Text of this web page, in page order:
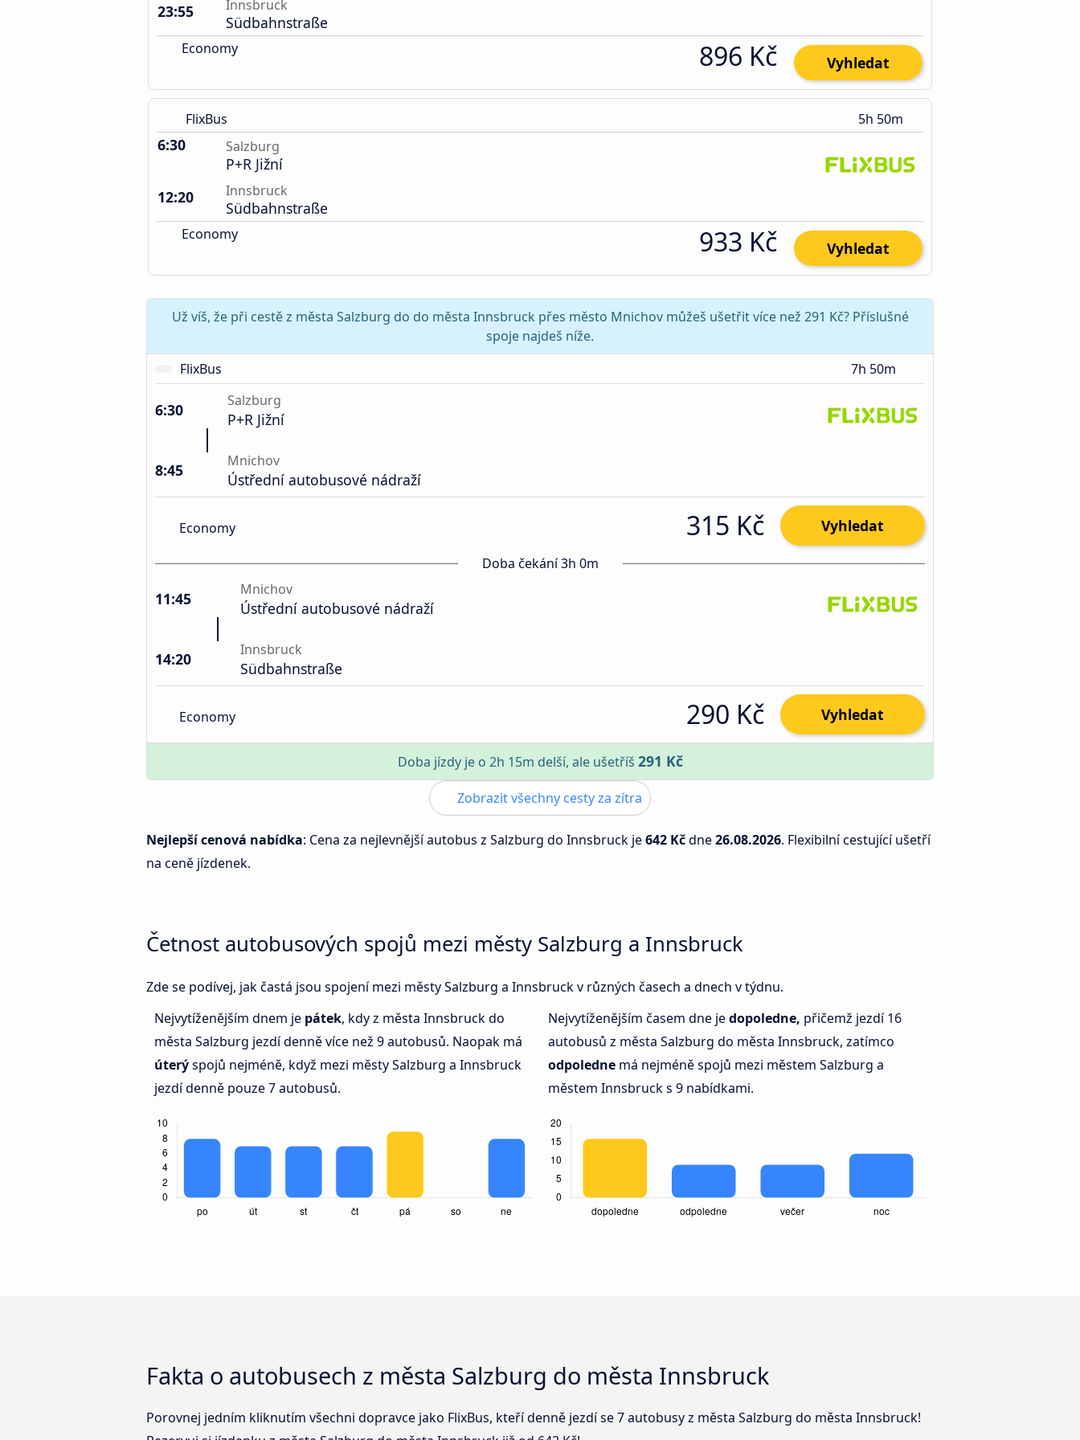
23:55 Innsbruck
Südbahnstraße
Economy 896 Kč Vyhledat
FlixBus 5h 50m
6:30 Salzburg
P+R Jižní
12:20
Innsbruck
Südbahnstraße
Economy 933 Kč Vyhledat
Už víš, že při cestě z města Salzburg do do města Innsbruck přes město Mnichov můžeš ušetřit více než 291 Kč? Příslušné
spoje najdeš níže.
FlixBus
7h 50m
6:30 Salzburg
P+R Jižní
8:45 Mnichov
Ústřední autobusové nádraží
Economy 315 Kč Vyhledat
Doba čekání 3h 0m
11:45 Mnichov
Ústřední autobusové nádraží
14:20 Innsbruck
Südbahnstraße
Economy 290 Kč Vyhledat
Doba jízdy je o 2h 15m delší, ale ušetříš 291 Kč
Zobrazit všechny cesty za zítra
Nejlepší cenová nabídka: Cena za nejlevnější autobus z Salzburg do Innsbruck je642 Kčdne26.08.2026. Flexibilní cestující ušetří
na ceně jízdenek.
Četnost autobusových spojů mezi městy Salzburg a Innsbruck
Zde se podívej, jak častá jsou spojení mezi městy Salzburg a Innsbruck v různých časech a dnech v týdnu.
Nejvytíženějším dnem je pátek, kdy z města Innsbruck do
města Salzburg jezdí denně více než 9 autobusů. Naopak má
úterýspojů nejméně, když mezi městy Salzburg a Innsbruck
jezdí denně pouze 7 autobusů.
Nejvytíženějším časem dne jedopoledne, přičemž jezdí 16
autobusů z města Salzburg do města Innsbruck, zatímco
odpoledne má nejméně spojů mezi městem Salzburg a
městem Innsbruck s 9 nabídkami.
Fakta o autobusech z města Salzburg do města Innsbruck
Porovnej jedním kliknutím všechni dopravce jako FlixBus, kteří denně jezdí se 7 autobusy z města Salzburg do města Innsbruck!